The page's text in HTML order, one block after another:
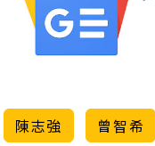
陳志強 曾智希